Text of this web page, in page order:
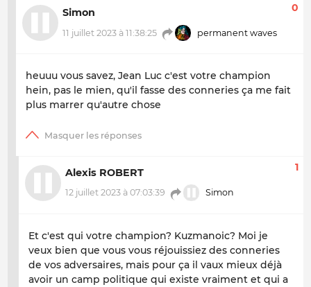
Simon
11 juillet 2023 à 11:38:25 permanent waves
0
heuuu vous savez, Jean Luc c'est votre champion
hein, pas le mien, qu'il fasse des conneries ça me fait
plus marrer qu'autre chose
Alexis ROBERT
12 juillet 2023 à 07:03:39 Simon
1
Et c'est qui votre champion? Kuzmanoic? Moi je
veux bien que vous vous réjouissiez des conneries
de vos adversaires, mais pour ça il vaux mieux déjà
avoir un camp politique qui existe vraiment et qui a